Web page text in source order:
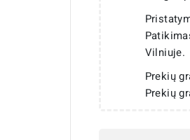
Vilniuje.
Prekių
Prekių